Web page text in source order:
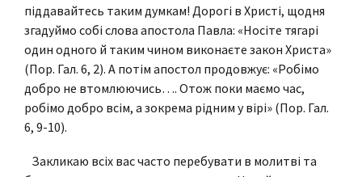
піддавайтесь таким думкам! Дорогі в Христі, щодня
згадуймо собі слова апостола Павла: «Носіте тягарі
один одного й таким чином виконаєте закон Христа»
(Пор. Гал. 6, 2). А потім апостол продовжує: «Робімо
добро не втомлюючись…. Отож поки маємо час,
робімо добро всім, а зокрема рідним у вірі» (Пор. Гал.
6, 9-10).
Закликаю всіх вас часто перебувати в молитві та